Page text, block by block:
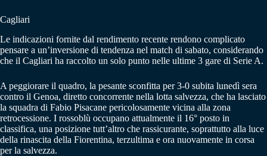
Cagliari
Le indicazioni fornite dal rendimento recente rendono complicato
pensare a un’inversione di tendenza nel match di sabato, considerando
che il Cagliari ha raccolto un solo punto nelle ultime 3 gare di Serie A.
A peggiorare il quadro, la pesante sconfitta per 3-0 subita lunedì sera
contro il Genoa, diretto concorrente nella lotta salvezza, che ha lasciato
la squadra di Fabio Pisacane pericolosamente vicina alla zona
retrocessione. I rossoblù occupano attualmente il 16° posto in
classifica, una posizione tutt’altro che rassicurante, soprattutto alla luce
della rinascita della Fiorentina, terzultima e ora nuovamente in corsa
per la salvezza.